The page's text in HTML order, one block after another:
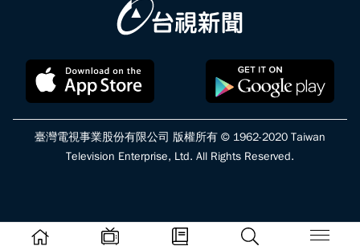
臺灣電視事業股份有限公司 版權所有 © 1962-2020 Taiwan
Television Enterprise, Ltd. All Rights Reserved.